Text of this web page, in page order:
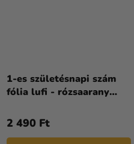
1-es születésnapi szám
fólia lufi - rózsaarany
2 490 Ft